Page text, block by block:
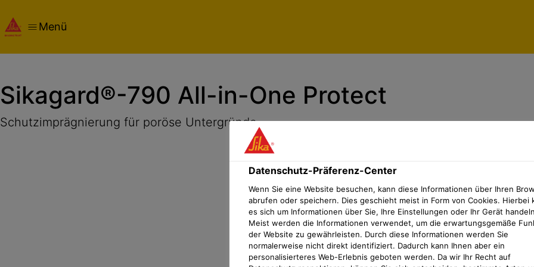
Menü
Sikagard®-790 All-in-One Protect
Schutzimprägnierung für poröse Untergründe
Datenschutz-Präferenz-Center
Wenn Sie eine Website besuchen, kann diese Informationen über Ihren
abrufen oder speichern. Dies geschieht meist in Form von Cookies. Hierbei
es sich um Informationen über Sie, Ihre Einstellungen oder Ihr Gerät
Meist werden die Informationen verwendet, um die erwartungsgemäße
der Website zu gewährleisten. Durch diese Informationen werden Sie
normalerweise nicht direkt identifiziert. Dadurch kann Ihnen aber ein
personalisierteres Web-Erlebnis geboten werden. Da wir Ihr Recht auf